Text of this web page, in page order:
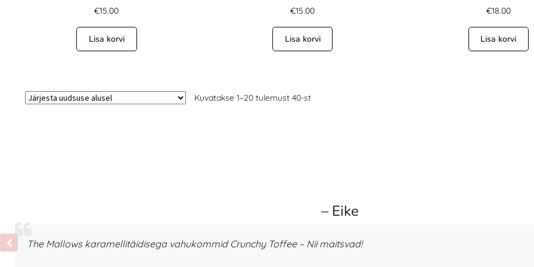
€15.00
Lisa korvi
€15.00
Lisa korvi
€18.00
Lisa korvi
Kuvatakse 1–20 tulemust 40-st
– Eike
The Mallows karamellitäidisega vahukommid Crunchy Toffee – Nii maitsvad!